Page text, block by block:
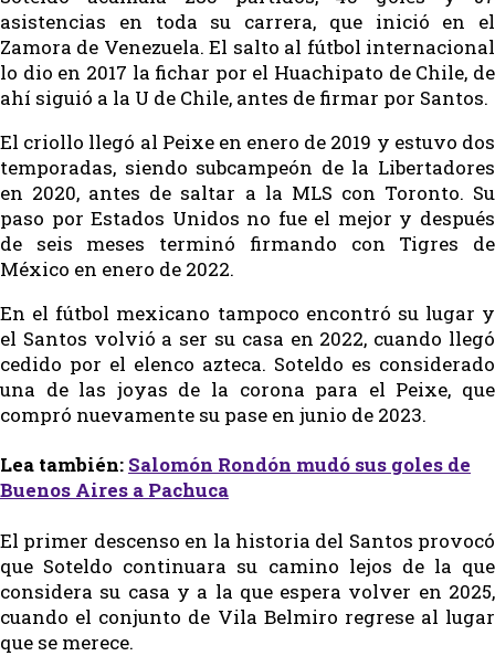
asistencias en toda su carrera, que inició en el
Zamora de Venezuela. El salto al fútbol internacional
lo dio en 2017 la fichar por el Huachipato de Chile, de
ahí siguió a la U de Chile, antes de firmar por Santos.
El criollo llegó al Peixe en enero de 2019 y estuvo dos
temporadas, siendo subcampeón de la Libertadores
en 2020, antes de saltar a la MLS con Toronto. Su
paso por Estados Unidos no fue el mejor y después
de seis meses terminó firmando con Tigres de
México en enero de 2022.
En el fútbol mexicano tampoco encontró su lugar y
el Santos volvió a ser su casa en 2022, cuando llegó
cedido por el elenco azteca. Soteldo es considerado
una de las joyas de la corona para el Peixe, que
compró nuevamente su pase en junio de 2023.
Lea también: Salomón Rondón mudó sus goles de
Buenos Aires a Pachuca
El primer descenso en la historia del Santos provocó
que Soteldo continuara su camino lejos de la que
considera su casa y a la que espera volver en 2025,
cuando el conjunto de Vila Belmiro regrese al lugar
que se merece.